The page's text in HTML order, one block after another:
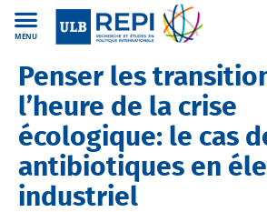
MENU
REPI EN News & Events Events
Penser les
l’heure de la crise
écologique: le cas
antibiotiques en
industriel